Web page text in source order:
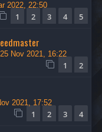
2022, 22:50
1 2 3 4 5
25 Nov 2021, 16:22
1 2
2021, 17:52
1 2 3 4